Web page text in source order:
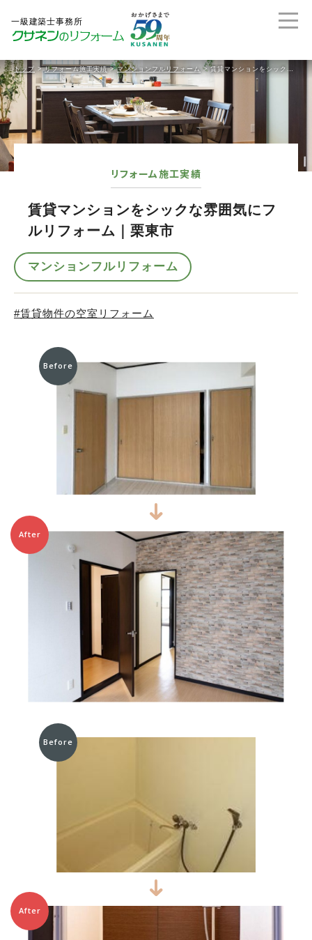
トップ >リフォーム施工実績>マンションフルリフォーム >賃貸マンションをシックな雰囲気にフルリフォーム｜栗東市
リフォーム施工実績
賃貸マンションをシックな雰囲気にフ
ルリフォーム｜栗東市
マンションフルリフォーム
賃貸物件の空室リフォーム
Before
After
Before
After